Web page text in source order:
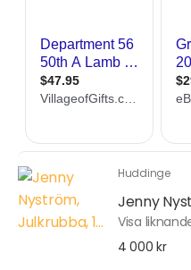
Huddinge
Jenny
Visa
4 000 kr